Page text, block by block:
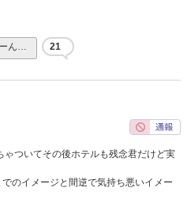
ん… 21
ゃついてその後ホテルも残念君だけど実
のイメージと間逆で気持ち悪いイメー